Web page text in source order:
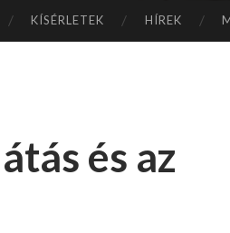
KÍSÉRLETEK HÍREK
és az